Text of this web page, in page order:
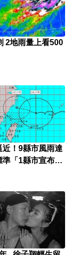
2地雨量上看500
近！9縣市風雨達
準「1縣市宣布